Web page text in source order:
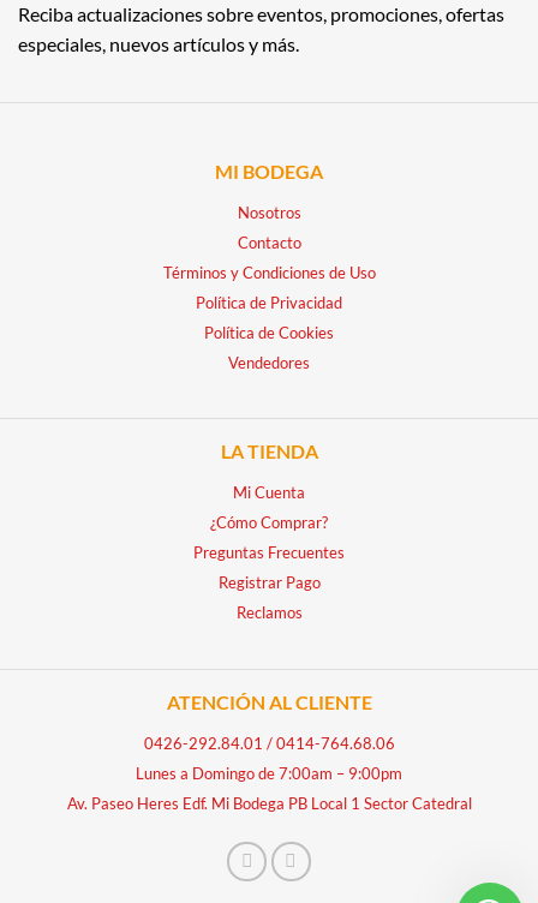
Reciba actualizaciones sobre eventos, promociones, ofertas
especiales, nuevos artículos y más.
MI BODEGA
Nosotros
Contacto
Términos y Condiciones de Uso
Política de Privacidad
Política de Cookies
Vendedores
LA TIENDA
Mi Cuenta
¿Cómo Comprar?
Preguntas Frecuentes
Registrar Pago
Reclamos
ATENCIÓN AL CLIENTE
0426-292.84.01 /0414-764.68.06
Lunes a Domingo de 7:00am – 9:00pm
Av. Paseo Heres Edf. Mi Bodega PB Local 1 Sector Catedral